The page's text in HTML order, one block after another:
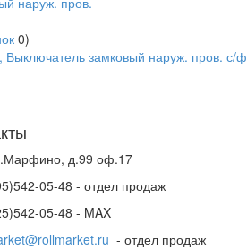
0)
Выключатель замковый наруж. пров. с/ф
д.99 оф.17
05-48 - отдел продаж
05-48 - MAX
- отдел продаж